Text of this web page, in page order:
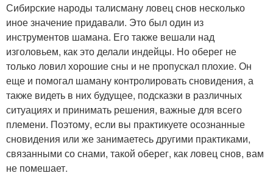
Сибирские народы талисману ловец снов несколько
иное значение придавали. Это был один из
инструментов шамана. Его также вешали над
изголовьем, как это делали индейцы. Но оберег не
только ловил хорошие сны и не пропускал плохие. Он
еще и помогал шаману контролировать сновидения, а
также видеть в них будущее, подсказки в различных
ситуациях и принимать решения, важные для всего
племени. Поэтому, если вы практикуете осознанные
сновидения или же занимаетесь другими практиками,
связанными со снами, такой оберег, как ловец снов, вам
не помешает.